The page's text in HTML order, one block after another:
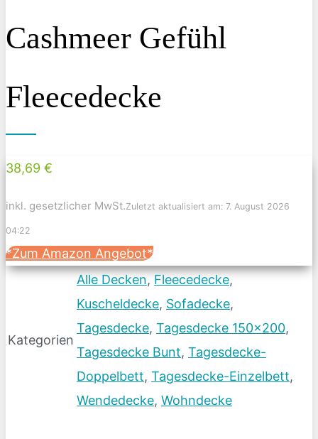
Cashmeer Gefühl
Fleecedecke
38,69 €
inkl. gesetzlicher MwSt.Zuletzt aktualisiert am: 7. August 2026
04:22
*Zum Amazon Angebot*
Kategorien
Alle Decken, Fleecedecke,
Kuscheldecke, Sofadecke,
Tagesdecke, Tagesdecke 150x200,
Tagesdecke Bunt, Tagesdecke-
Doppelbett, Tagesdecke-Einzelbett,
Wendedecke, Wohndecke